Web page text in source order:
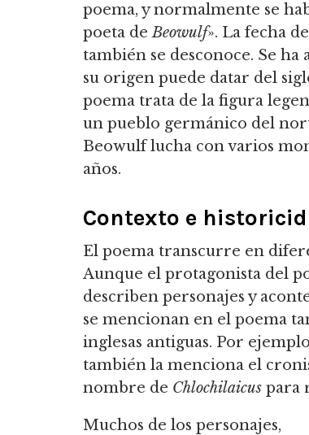
poema, y normalmente se
poeta deBeowulf». La fecha
también se desconoce. Se
su origen puede datar del
poema trata de la figura
un pueblo germánico del
Beowulf lucha con varios
años.
Contexto e
El poema transcurre en
Aunque el protagonista del
describen personajes y
se mencionan en el poema
inglesas antiguas. Por
también la menciona el
nombre de Chlochilaicus para
Muchos de los personajes,